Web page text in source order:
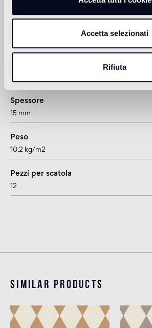
Accetta selezionati
Rifiuta
Informazioni tecniche
Spessore
15 mm
Peso
10,2 kg/m2
Pezzi per scatola
12
Similar products